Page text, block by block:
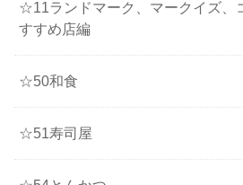
☆11ランドマーク、マークイズ、
すすめ店編
☆50和食
☆51寿司屋